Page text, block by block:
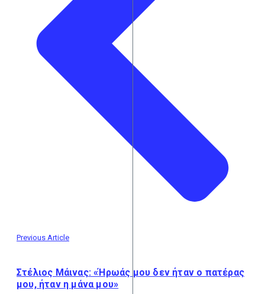
Previous Article
Στέλιος Μάινας: «Ήρωάς μου δεν ήταν ο πατέρας
μου, ήταν η μάνα μου»